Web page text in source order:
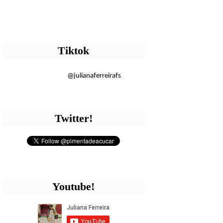
Tiktok
@julianaferreirafs
Twitter!
Youtube!